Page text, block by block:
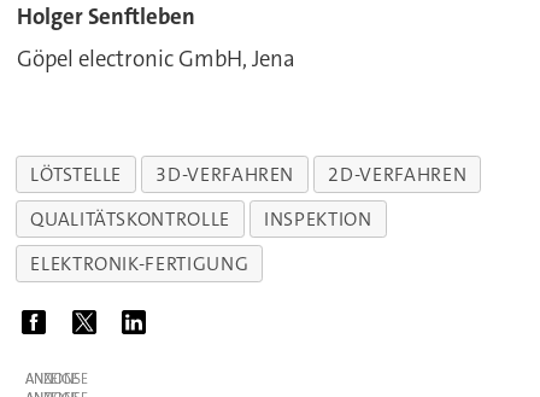
Holger Senftleben
Göpel electronic GmbH, Jena
LÖTSTELLE 3D-VERFAHREN
2D-VERFAHREN
QUALITÄTSKONTROLLE
INSPEKTION
ELEKTRONIK-FERTIGUNG
ANZEIGE